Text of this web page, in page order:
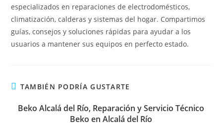
especializados en reparaciones de electrodomésticos,
climatización, calderas y sistemas del hogar. Compartimos
guías, consejos y soluciones rápidas para ayudar a los
usuarios a mantener sus equipos en perfecto estado.
TAMBIÉN PODRÍA GUSTARTE
Beko Alcalá del Río, Reparación y Servicio Técnico
Beko en Alcalá del Río